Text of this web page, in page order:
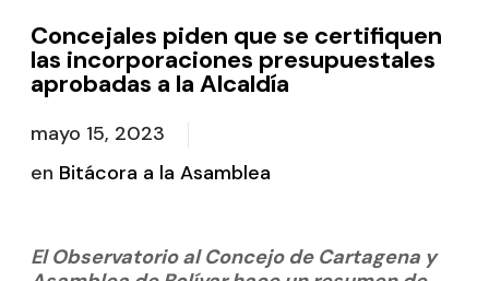
Concejales piden que se certifiquen
las incorporaciones presupuestales
aprobadas a la Alcaldía
mayo 15, 2023
en Bitácora a la Asamblea
El Observatorio al Concejo de Cartagena y